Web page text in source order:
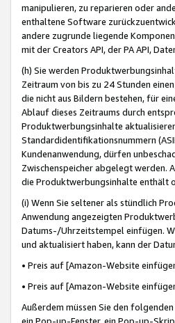
manipulieren, zu reparieren oder
enthaltene Software
andere zugrunde liegende
mit der Creators API, der PA API,
(h) Sie werden
Zeitraum von bis zu 24 Stunden
die nicht aus Bildern bestehen, für
Ablauf dieses Zeitraums durch
Produktwerbungsinhalte
Standardidentifikationsnummern
Kundenanwendung, dürfen
Zwischenspeicher abgelegt werden.
die Produktwerbungsinhalte enthält
(i) Wenn Sie seltener als stündlich
Anwendung angezeigten
Datums-/Uhrzeitstempel einfügen.
und aktualisiert haben, kann der
• Preis auf [Amazon-Website
• Preis auf [Amazon-Website
Außerdem müssen Sie den
ein Pop-up-Fenster, ein Pop-up-